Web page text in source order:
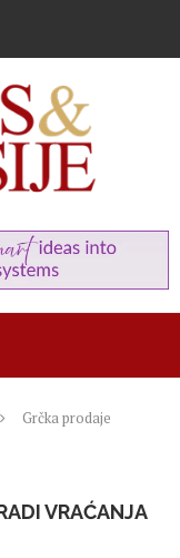
Grčka prodaje
VRAĆANJA